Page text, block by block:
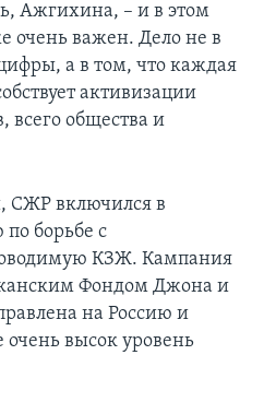
Ажгихина, – и в этом
очень важен. Дело не в
а в том, что каждая
активизации
всего общества и
СЖР включился в
борьбе с
КЗЖ. Кампания
Фондом Джона и
на Россию и
высок уровень